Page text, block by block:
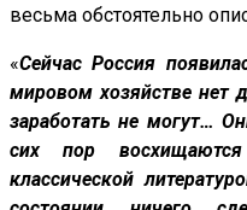
весьма обстоятельно
«Сейчас Россия
мировом хозяйстве нет
заработать не могут…
сих пор
классической